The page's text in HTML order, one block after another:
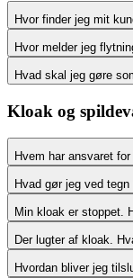
Hvor finder jeg mit
Hvor melder jeg
Hvad skal jeg gøre
Kloak og
Hvem har ansvaret
Hvad gør jeg ved tegn
Min kloak er stoppet.
Der lugter af kloak.
Hvordan bliver jeg